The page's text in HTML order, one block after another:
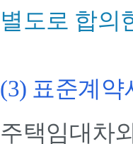
별도로 합의
(3) 표준계약
주택임대차